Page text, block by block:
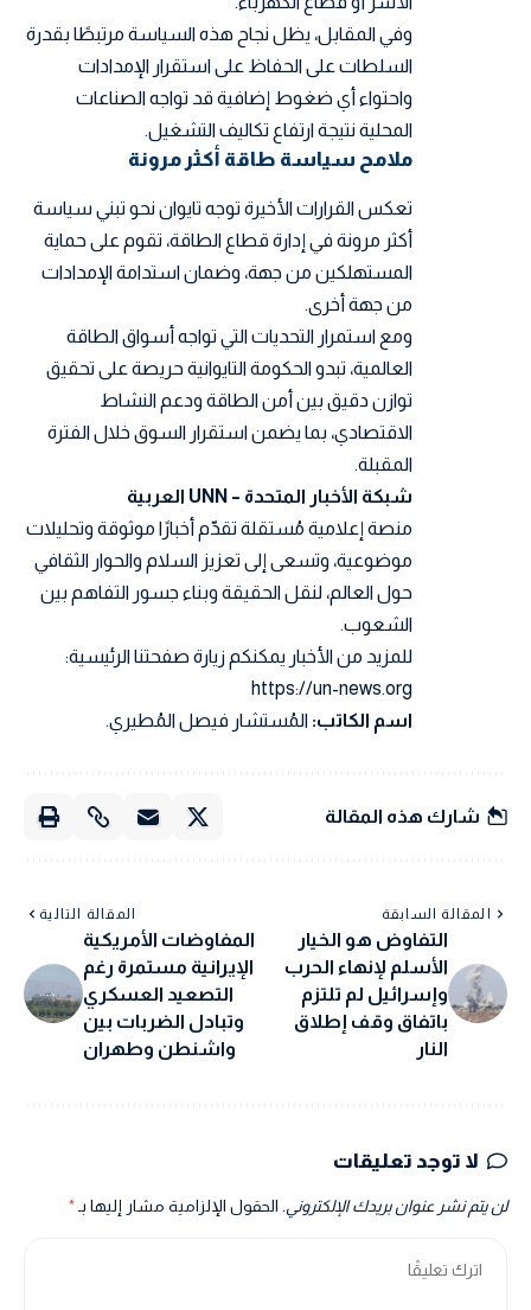
وفي المقابل، يظل نجاح هذه السياسة مرتبطًا بقدرة
السلطات على الحفاظ على استقرار الإمدادات
واحتواء أي ضغوط إضافية قد تواجه الصناعات
المحلية نتيجة ارتفاع تكاليف التشغيل.
ملامح سياسة طاقة أكثر مرونة
تعكس القرارات الأخيرة توجه تايوان نحو تبني سياسة
أكثر مرونة في إدارة قطاع الطاقة، تقوم على حماية
المستهلكين من جهة، وضمان استدامة الإمدادات
من جهة أخرى.
ومع استمرار التحديات التي تواجه أسواق الطاقة
العالمية، تبدو الحكومة التايوانية حريصة على تحقيق
توازن دقيق بين أمن الطاقة ودعم النشاط
الاقتصادي، بما يضمن استقرار السوق خلال الفترة
المقبلة.
شبكة الأخبار المتحدة – UNN العربية
منصة إعلامية مُستقلة تقدّم أخبارًا موثوقة وتحليلات
موضوعية، وتسعى إلى تعزيز السلام والحوار الثقافي
حول العالم، لنقل الحقيقة وبناء جسور التفاهم بين
الشعوب.
للمزيد من الأخبار يمكنكم زيارة صفحتنا الرئيسية:
https://un-news.org
اسم الكاتب:المُستشار فيصل المُطيري.
شارك هذه المقالة
المقالة السابقة
التفاوض هو الخيار
الأسلم لإنهاء الحرب
وإسرائيل لم تلتزم
باتفاق وقف إطلاق
النار
المقالة التالية
المفاوضات الأمريكية
الإيرانية مستمرة رغم
التصعيد العسكري
وتبادل الضربات بين
واشنطن وطهران
لا توجد تعليقات
لن يتم نشر عنوان بريدك الإلكتروني. الحقول الإلزامية مشار إليها بـ